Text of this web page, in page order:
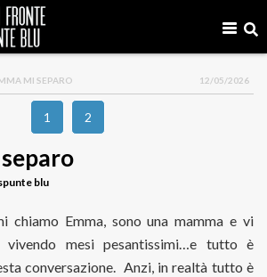
MI SEPARO 12/05/2026
1 2
blu
chiamo Emma, sono una mamma e vi
mesi pesantissimi…e tutto è
conversazione. Anzi, in realtà tutto è